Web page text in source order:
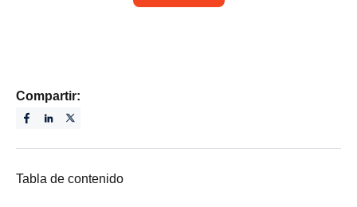
Compartir:
Tabla de contenido